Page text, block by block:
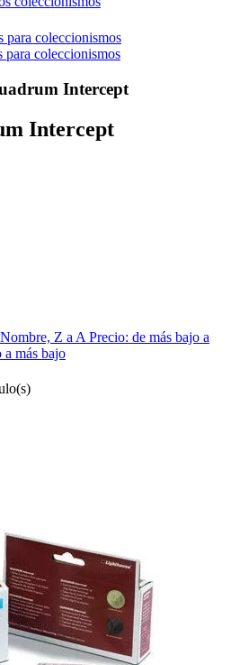
para coleccionismos
para coleccionismos
Intercept
Intercept
Nombre, Z a A Precio: de más bajo a
a más bajo